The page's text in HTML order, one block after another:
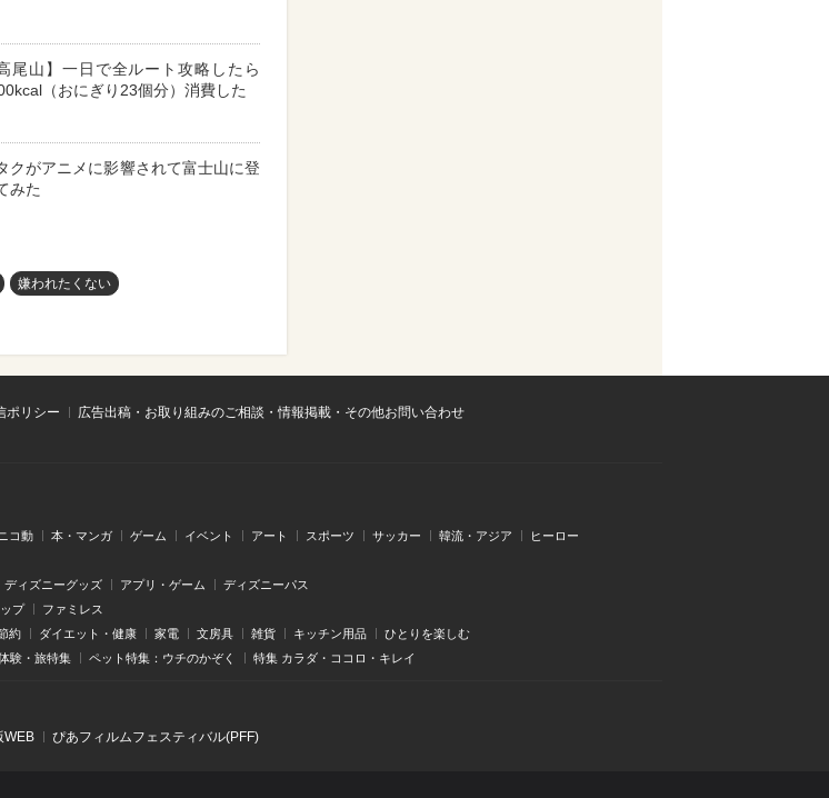
高尾山】一日で全ルート攻略したら
（おにぎり23個分）消費した
クがアニメに影響されて富士山に登
みた
嫌われたくない
ポリシー
広告出稿・お取り組みのご相談・情報掲載・その他お問い合わせ
ニコ動 本・マンガ ゲーム イベント アート スポーツ サッカー 韓流・アジア ヒーロー
ディズニーグッズ アプリ・ゲーム ディズニーパス
プ ファミレス
約 ダイエット・健康 家電 文房具 雑貨 キッチン用品 ひとりを楽しむ
験・旅特集 ペット特集：ウチのかぞく 特集 カラダ・ココロ・キレイ
WEB ぴあフィルムフェスティバル(PFF)